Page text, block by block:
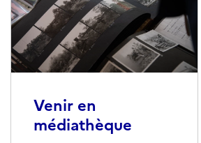
Venir en
médiathèque